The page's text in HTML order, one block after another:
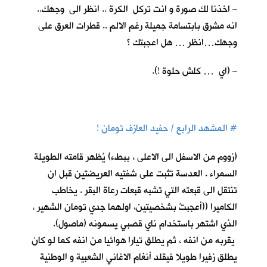
– اخذنا لك صورة و انت تركل الكرة .. انظر الى وجهك..
انه مشرق بابتسامة جميلة رغم الالم .. قطرات العرق على
وجهك…انظر … هل اعجبتك ؟
– (اي … كلش حلوة !).
#المشهد الرابع / حفيد العازف تومان !
(زووم من الاسفل الى الاعلى ، ببطء) يُظهر قامته الطويلة
السمراء . العدسة تثبت على شفتيه العريضتين قبل ان
تنتقل الى قبعته التي تشبه قبعات رعاة البقر . يخاطب
الكاميرا ((أعجبتُ بشخصيتين، اولهما جدي تومان الشهير ،
الذي اشتهر باستخدام ناي قصبي يسمونه (ماصول).
يقربه من انفه ، ثم يطلق تيارا هوائيا من انفه كما لو كان
يطلق زفيرا طويلا فيقلد أنغام الاغاني الشعبية و الوطنية